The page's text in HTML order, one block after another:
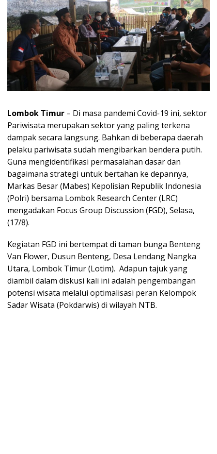
Lombok Timur – Di masa pandemi Covid-19 ini, sektor
Pariwisata merupakan sektor yang paling terkena
dampak secara langsung. Bahkan di beberapa daerah
pelaku pariwisata sudah mengibarkan bendera putih.
Guna mengidentifikasi permasalahan dasar dan
bagaimana strategi untuk bertahan ke depannya,
Markas Besar (Mabes) Kepolisian Republik Indonesia
(Polri) bersama Lombok Research Center (LRC)
mengadakan Focus Group Discussion (FGD), Selasa,
(17/8).
Kegiatan FGD ini bertempat di taman bunga Benteng
Van Flower, Dusun Benteng, Desa Lendang Nangka
Utara, Lombok Timur (Lotim). Adapun tajuk yang
diambil dalam diskusi kali ini adalah pengembangan
potensi wisata melalui optimalisasi peran Kelompok
Sadar Wisata (Pokdarwis) di wilayah NTB.